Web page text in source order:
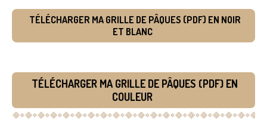
TÉLÉCHARGER MA GRILLE DE PÂQUES (PDF) EN NOIR
ET BLANC
TÉLÉCHARGER MA GRILLE DE PÂQUES (PDF) EN
COULEUR